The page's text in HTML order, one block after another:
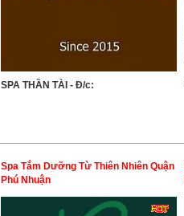
SPA THẦN TÀI - Đ/c:
Spa Tắm Dưỡng Từ Thiên Nhiên Quận
Phú Nhuận